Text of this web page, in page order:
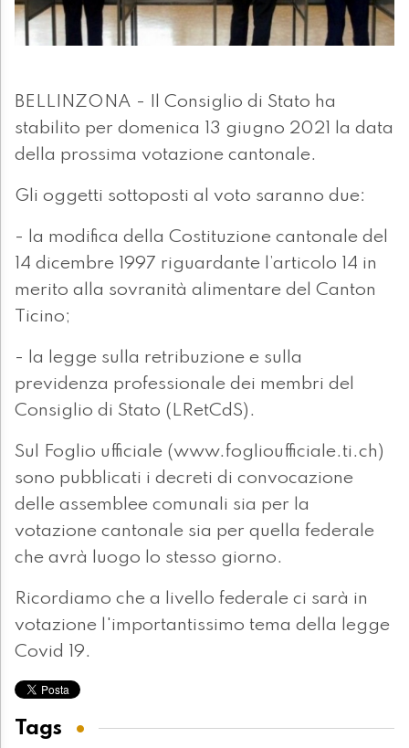
BELLINZONA - Il Consiglio di Stato ha
stabilito per domenica 13 giugno 2021 la data
della prossima votazione cantonale.
Gli oggetti sottoposti al voto saranno due:
- la modifica della Costituzione cantonale del
14 dicembre 1997 riguardante l’articolo 14 in
merito alla sovranità alimentare del Canton
Ticino;
- la legge sulla retribuzione e sulla
previdenza professionale dei membri del
Consiglio di Stato (LRetCdS).
Sul Foglio ufficiale (www.foglioufficiale.ti.ch)
sono pubblicati i decreti di convocazione
delle assemblee comunali sia per la
votazione cantonale sia per quella federale
che avrà luogo lo stesso giorno.
Ricordiamo che a livello federale ci sarà in
votazione l'importantissimo tema della legge
Covid 19.
Tags